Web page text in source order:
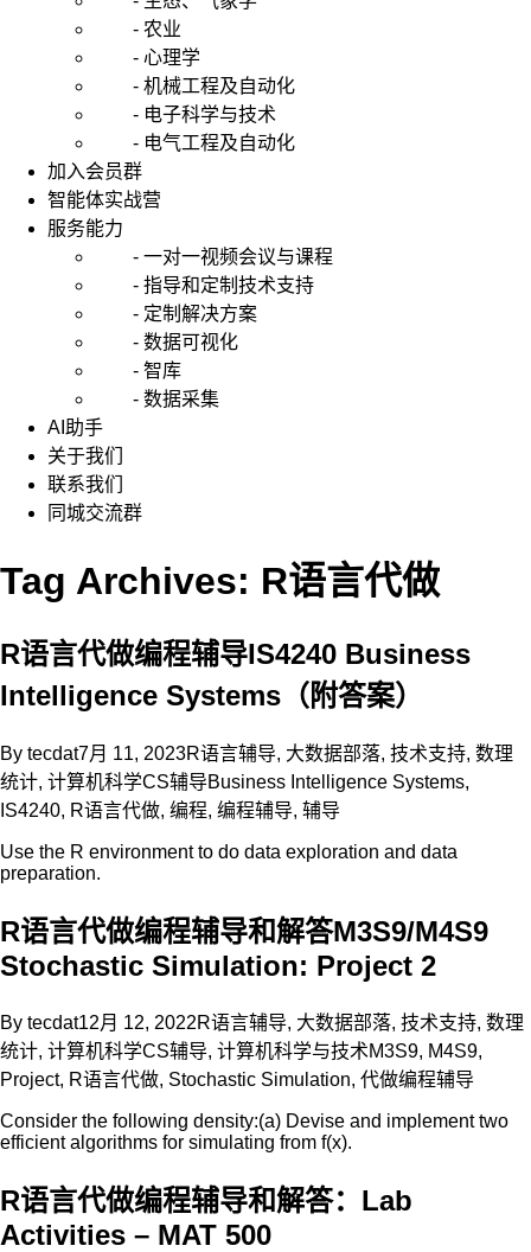
- 农业
- 心理学
- 机械工程及自动化
- 电子科学与技术
- 电气工程及自动化
加入会员群
智能体实战营
服务能力
- 一对一视频会议与课程
- 指导和定制技术支持
- 定制解决方案
- 数据可视化
- 智库
- 数据采集
AI助手
关于我们
联系我们
同城交流群
Tag Archives: R语言代做
R语言代做编程辅导IS4240 Business
Intelligence Systems（附答案）
By tecdat7月 11, 2023R语言辅导, 大数据部落, 技术支持, 数理
统计, 计算机科学CS辅导Business Intelligence Systems,
IS4240, R语言代做, 编程, 编程辅导, 辅导
Use the R environment to do data exploration and data
preparation.
R语言代做编程辅导和解答M3S9/M4S9
Stochastic Simulation: Project 2
By tecdat12月 12, 2022R语言辅导, 大数据部落, 技术支持, 数理
统计, 计算机科学CS辅导, 计算机科学与技术M3S9, M4S9,
Project, R语言代做, Stochastic Simulation, 代做编程辅导
Consider the following density:(a) Devise and implement two
efficient algorithms for simulating from f(x).
R语言代做编程辅导和解答：Lab
Activities – MAT 500